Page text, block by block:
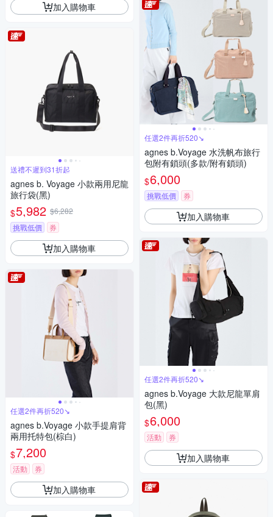
加入購物車
送禮不遲到31折起
agnes b. Voyage 小款兩用尼龍
旅行袋(黑)
$5,982 $6,282
挑戰低價
券
加入購物車
任選2件再折520↘
agnes b.Voyage 小款手提肩背
兩用托特包(棕白)
$7,200
活動 券
加入購物車
任選2件再折520↘
agnes b.Voyage 水洗帆布旅行
包附有鎖頭(多款/附有鎖頭)
$6,000
挑戰低價 券
加入購物車
任選2件再折520↘
agnes b.Voyage 大款尼龍單肩
包(黑)
$6,000
活動 券
加入購物車